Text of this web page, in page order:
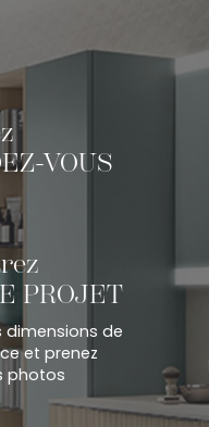
VOUS
PROJET
dimensions de
et prenez
photos